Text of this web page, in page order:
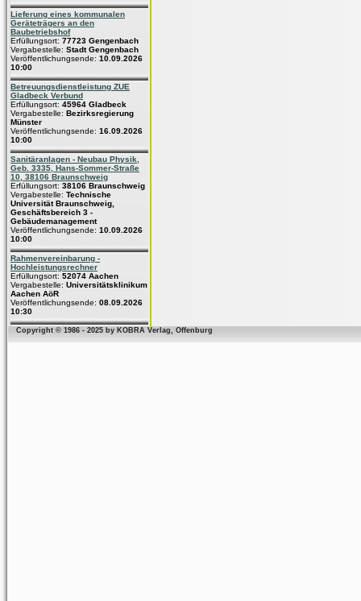
Lieferung eines kommunalen
Geräteträgers an den
Baubetriebshof
Erfüllungsort: 77723 Gengenbach
Vergabestelle: Stadt Gengenbach
Veröffentlichungsende: 10.09.2026
10:00
Betreuungsdienstleistung ZUE
Gladbeck Verbund
Erfüllungsort: 45964 Gladbeck
Vergabestelle: Bezirksregierung
Münster
Veröffentlichungsende: 16.09.2026
10:00
Sanitäranlagen - Neubau Physik,
Geb. 3335, Hans-Sommer-Straße
10, 38106 Braunschweig
Erfüllungsort: 38106 Braunschweig
Vergabestelle: Technische
Universität Braunschweig,
Geschäftsbereich 3 -
Gebäudemanagement
Veröffentlichungsende: 10.09.2026
10:00
Rahmenvereinbarung -
Hochleistungsrechner
Erfüllungsort: 52074 Aachen
Vergabestelle: Universitätsklinikum
Aachen AöR
Veröffentlichungsende: 08.09.2026
10:30
Copyright © 1986 - 2025 by KOBRA Verlag, Offenburg